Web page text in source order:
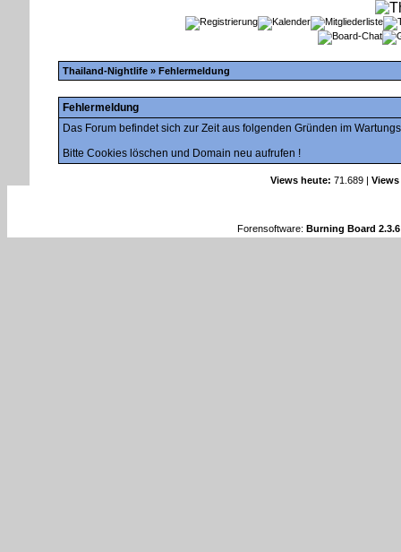
Thailand-Nightlife » Fehlermeldung
Fehlermeldung
Das Forum befindet sich zur Zeit aus folgenden Gründen im
Bitte Cookies löschen und Domain neu aufrufen !
Views heute: 71.689 |
Forensoftware: Burning Board 2.3.6